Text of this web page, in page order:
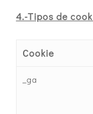
4.-Tipos de
Cookie
_ga